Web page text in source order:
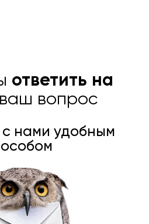
ответить на
ваш вопрос
нами удобным